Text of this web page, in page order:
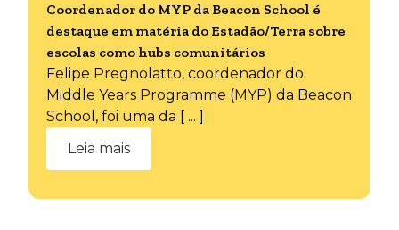
Coordenador do MYP da Beacon School é
destaque em matéria do Estadão/Terra sobre
escolas como hubs comunitários
Felipe Pregnolatto, coordenador do
Middle Years Programme (MYP) da Beacon
School, foi uma da [ ... ]
Leia mais